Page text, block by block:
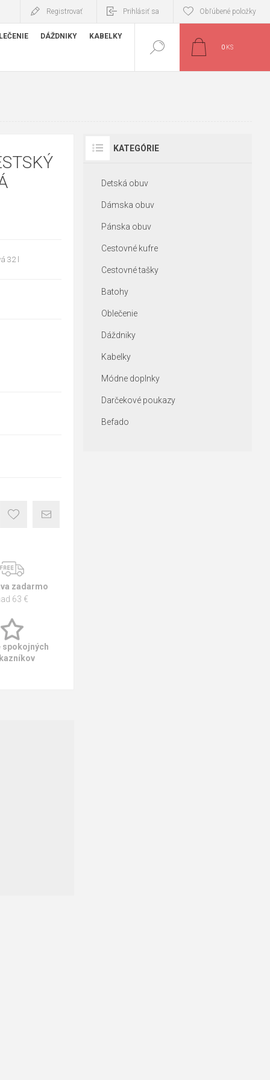
Registrovať Prihlásiť sa Obľúbené položky
DÁŽDNIKY KABELKY
0 KS
32 l
zadarmo
63 €
spokojných
KATEGÓRIE
Detská obuv
Dámska obuv
Pánska obuv
Cestovné kufre
Cestovné tašky
Batohy
Oblečenie
Dáždniky
Kabelky
Módne doplnky
Darčekové poukazy
Befado